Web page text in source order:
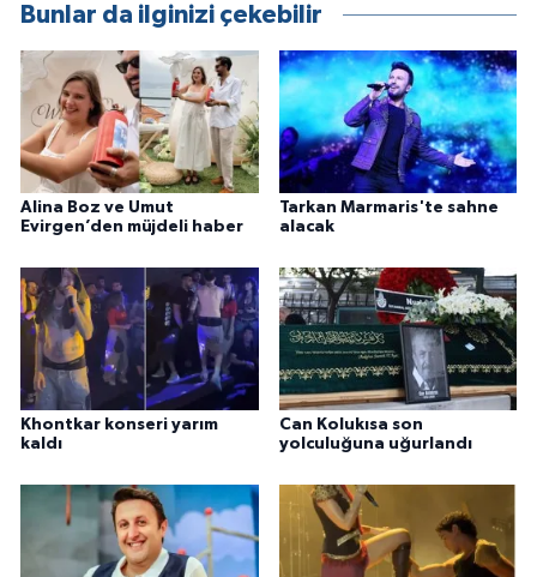
Bunlar da ilginizi çekebilir
Alina Boz ve Umut
Evirgen’den müjdeli haber
Tarkan Marmaris'te sahne
alacak
Khontkar konseri yarım
kaldı
Can Kolukısa son
yolculuğuna uğurlandı